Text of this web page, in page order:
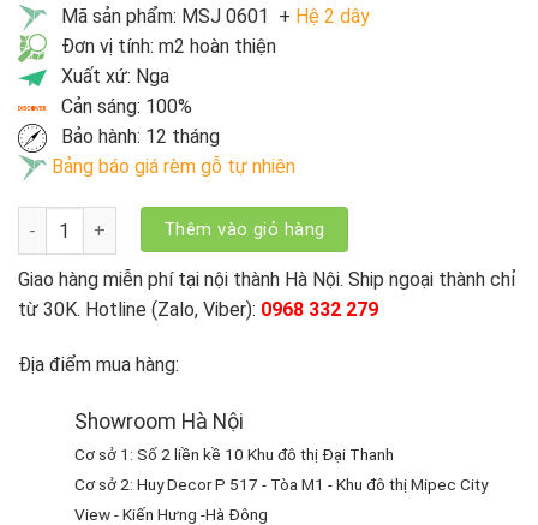
Mã sản phẩm: MSJ 0601 + Hệ 2 dây
Đơn vị tính: m2 hoàn thiện
Xuất xứ: Nga
Cản sáng: 100%
Bảo hành: 12 tháng
Bảng báo giá rèm gỗ tự nhiên
Rèm Gỗ Dương Cầm MSJ 0601 số lượng
Thêm vào giỏ hàng
Giao hàng miễn phí tại nội thành Hà Nội. Ship ngoại thành chỉ
từ 30K. Hotline (Zalo, Viber): 0968 332 279
Địa điểm mua hàng:
Showroom Hà Nội
Cơ sở 1: Số 2 liền kề 10 Khu đô thị Đại Thanh
Cơ sở 2: Huy Decor P 517 - Tòa M1 - Khu đô thị Mipec City
View - Kiến Hưng -Hà Đông